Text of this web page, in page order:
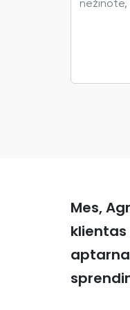
Mes,
klientas